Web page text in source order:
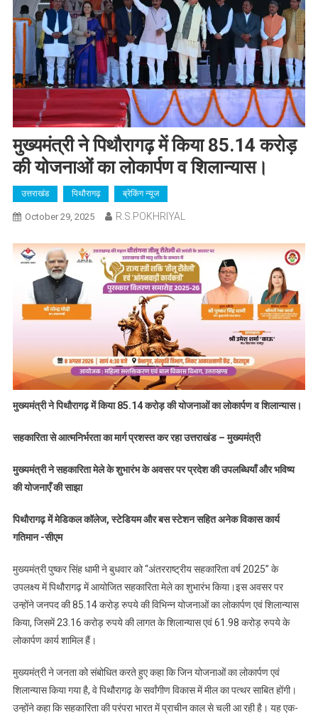
मुख्यमंत्री ने पिथौरागढ़ में किया 85.14 करोड़
की योजनाओं का लोकार्पण व शिलान्यास।
उत्तराखंड पिथौरागढ़ ब्रेकिंग न्यूज
October 29, 2025 R.S.POKHRIYAL
मुख्यमंत्री ने पिथौरागढ़ में किया 85.14 करोड़ की योजनाओं का लोकार्पण व शिलान्यास।
सहकारिता से आत्मनिर्भरता का मार्ग प्रशस्त कर रहा उत्तराखंड – मुख्यमंत्री
मुख्यमंत्री ने सहकारिता मेले के शुभारंभ के अवसर पर प्रदेश की उपलब्धियाँ और भविष्य
की योजनाएँ की साझा
पिथौरागढ़ में मेडिकल कॉलेज, स्टेडियम और बस स्टेशन सहित अनेक विकास कार्य
गतिमान -सीएम
मुख्यमंत्री पुष्कर सिंह धामी ने बुधवार को “अंतरराष्ट्रीय सहकारिता वर्ष 2025” के
उपलक्ष्य में पिथौरागढ़ में आयोजित सहकारिता मेले का शुभारंभ किया।इस अवसर पर
उन्होंने जनपद की 85.14 करोड़ रुपये की विभिन्न योजनाओं का लोकार्पण एवं शिलान्यास
किया, जिसमें 23.16 करोड़ रुपये की लागत के शिलान्यास एवं 61.98 करोड़ रुपये के
लोकार्पण कार्य शामिल हैं।
मुख्यमंत्री ने जनता को संबोधित करते हुए कहा कि जिन योजनाओं का लोकार्पण एवं
शिलान्यास किया गया है, वे पिथौरागढ़ के सर्वांगीण विकास में मील का पत्थर साबित होंगी।
उन्होंने कहा कि सहकारिता की परंपरा भारत में प्राचीन काल से चली आ रही है। यह एक-